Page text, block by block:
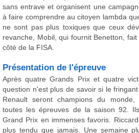
sans entrave et organisent une
à faire comprendre au citoyen lambda
ne sont pas plus toxiques que ceux
revanche, Mobil, qui fournit Benetton,
côté de la FISA.
Présentation de l'épreuve
Après quatre Grands Prix et quatre
question n'est plus de savoir si le
Renault seront champions du
toutes les épreuves de la saison 92.
Grand Prix en immenses favoris.
plus tendu que jamais. Une semaine